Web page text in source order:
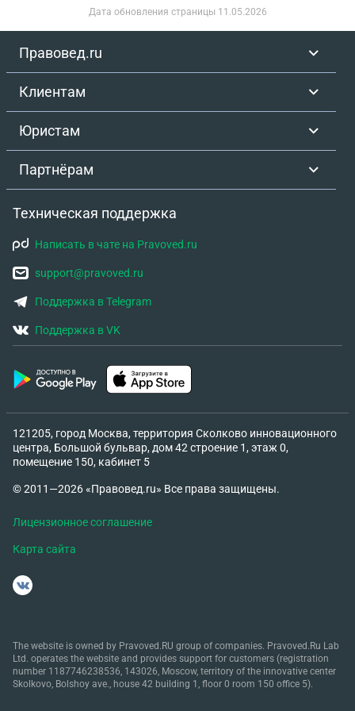
следователь что уголовное дело типо заводят что
Дата обновления страницы 11.05.2026
Правовед.ru
Клиентам
Юристам
Партнёрам
Техническая поддержка
Написать в чате на Pravoved.ru
support@pravoved.ru
Поддержка в Telegram
Поддержка в VK
121205, город Москва, территория Сколково инновационного
центра, Большой бульвар, дом 42 строение 1, этаж 0,
помещение 150, кабинет 5
© 2011—2026 «Правовед.ru» Все права защищены.
Лицензионное соглашение
Карта сайта
The website is owned by Pravoved.RU group of companies. Pravoved.Ru Lab
Ltd. operates the website and provides support for customers (registration
number 1187746238536, 143026, Moscow, territory of the innovative center
Skolkovo, Bolshoy ave., house 42 building 1, floor 0 room 150 office 5).